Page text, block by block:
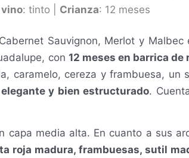
: tinto | Crianza: 12 meses
Cabernet Sauvignon, Merlot y Malbec
con 12 meses en barrica de
caramelo, cereza y frambuesa, un
y bien estructurado.
capa media alta. En cuanto a sus
roja madura, frambuesas, sutil